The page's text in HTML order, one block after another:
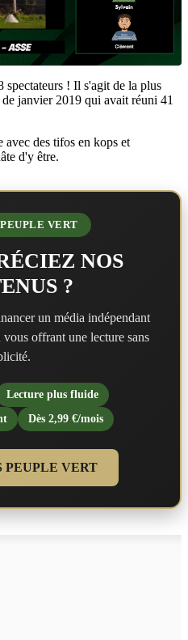
! Il s'agit de la plus
janvier 2019 qui avait réuni 41
des tifos en kops et
d'y être.
VERT
NOS
?
un média indépendant
offrant une lecture sans
Lecture plus fluide
Dès 2,99 €/mois
PEUPLE VERT